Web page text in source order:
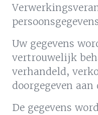
Uw gegevens
vertrouwelijk
verhandeld,
doorgegeven aan
De gegevens